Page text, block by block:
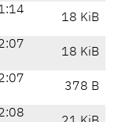
18 KiB
18 KiB
378 B